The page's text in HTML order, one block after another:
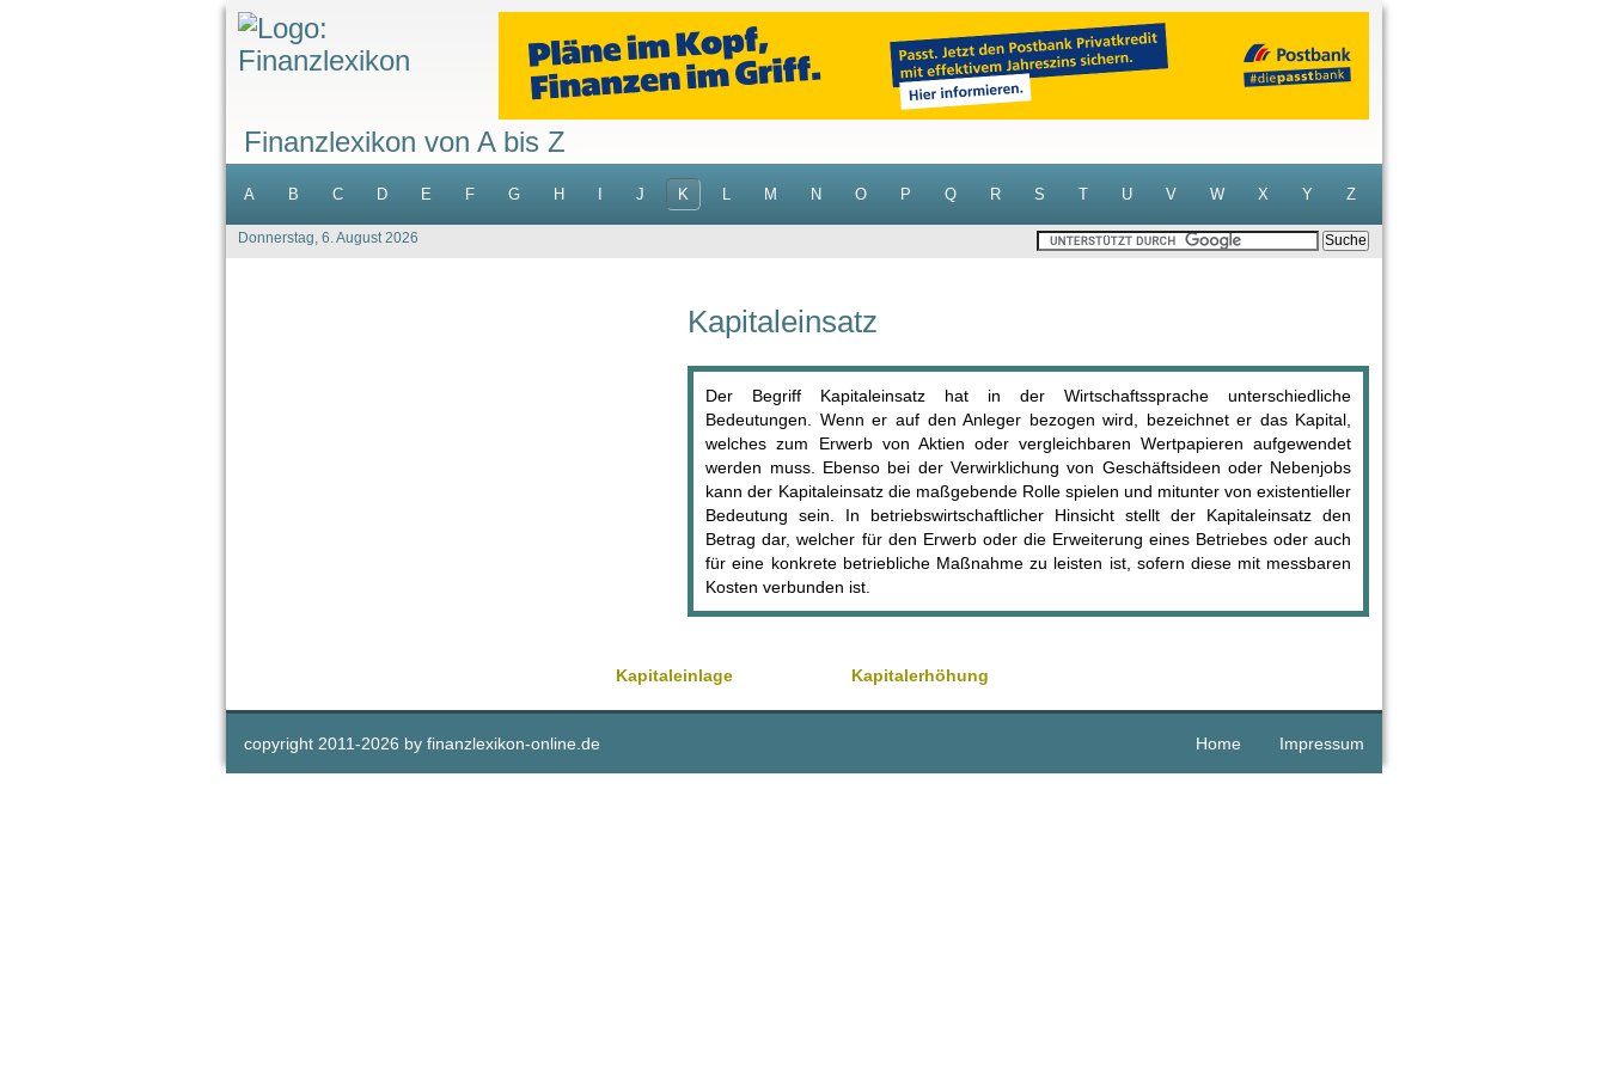
Finanzlexikon von A bis Z
A B C D E F G H J K L M N O P Q R S T U V W X Y Z
Donnerstag, 6. August 2026
Kapitaleinsatz
Der Begriff Kapitaleinsatz hat in der Wirtschaftssprache unterschiedliche
Bedeutungen. Wenn er auf den Anleger bezogen wird, bezeichnet er das Kapital,
welches zum Erwerb von Aktien oder vergleichbaren Wertpapieren aufgewendet
werden muss. Ebenso bei der Verwirklichung von Geschäftsideen oder Nebenjobs
kann der Kapitaleinsatz die maßgebende Rolle spielen und mitunter von existentieller
Bedeutung sein. In betriebswirtschaftlicher Hinsicht stellt der Kapitaleinsatz den
Betrag dar, welcher für den Erwerb oder die Erweiterung eines Betriebes oder auch
für eine konkrete betriebliche Maßnahme zu leisten ist, sofern diese mit messbaren
Kosten verbunden ist.
Kapitaleinlage Kapitalerhöhung
copyright 2011-2026 by finanzlexikon-online.de Home Impressum